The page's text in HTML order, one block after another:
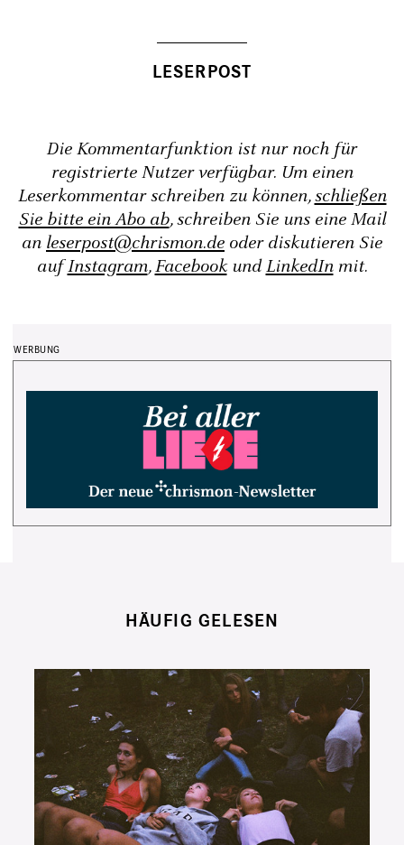
Die Kommentarfunktion ist nur noch für
registrierte Nutzer verfügbar. Um einen
Leserkommentar schreiben zu können,schließen
Sie bitte ein Abo ab, schreiben Sie uns eine Mail
an leserpost@chrismon.de oder diskutieren Sie
aufInstagram,FacebookundLinkedInmit.
HÄUFIG GELESEN